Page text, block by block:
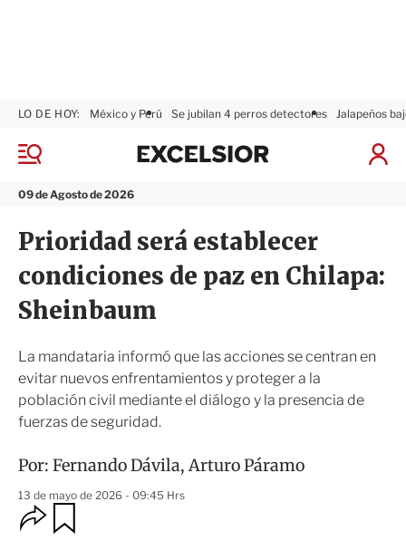
M
n
09 de Agosto de 2026
LO DE HOY: México y Perú Se jubilan 4 perros detectores Jalapeños
I
S
x
i
r
Prioridad será establecer
condiciones de paz en Chilapa:
Sheinbaum
La mandataria informó que las acciones se centran en
evitar nuevos enfrentamientos y proteger a la
población civil mediante el diálogo y la presencia de
fuerzas de seguridad.
Por: Fernando Dávila,Arturo Páramo
13 de mayo de 2026 - 09:45 Hrs
O
p